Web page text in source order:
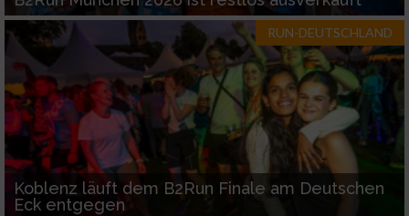
RUN-DEUTSCHLAND
Koblenz läuft dem B2Run Finale am Deutschen
Eck entgegen